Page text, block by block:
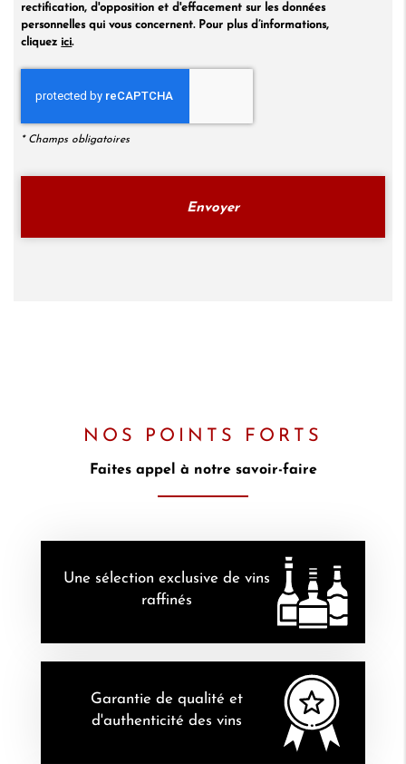
rectification, d'opposition et d'effacement sur les données
personnelles qui vous concernent. Pour plus d’informations,
cliquez ici.
* Champs obligatoires
NOS POINTS FORTS
Faites appel à notre savoir-faire
Une sélection exclusive de vins
raffinés
Garantie de qualité et
d'authenticité des vins